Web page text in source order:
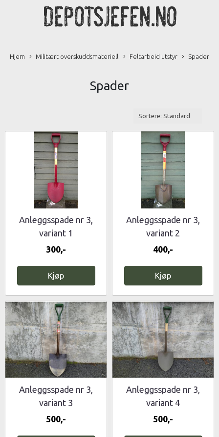
Hjem Militært overskuddsmateriell Feltarbeid utstyr Spader
Spader
Anleggsspade nr 3,
variant 1
300,-
Kjøp
Anleggsspade nr 3,
variant 2
400,-
Kjøp
Anleggsspade nr 3,
variant 3
500,-
Anleggsspade nr 3,
variant 4
500,-